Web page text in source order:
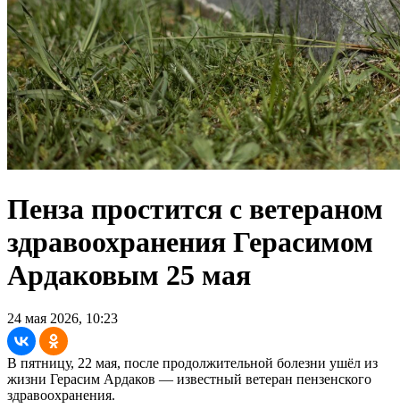
Пенза простится с ветераном
здравоохранения Герасимом
Ардаковым 25 мая
24 мая 2026, 10:23
В пятницу, 22 мая, после продолжительной болезни ушёл из
жизни Герасим Ардаков — известный ветеран пензенского
здравоохранения.